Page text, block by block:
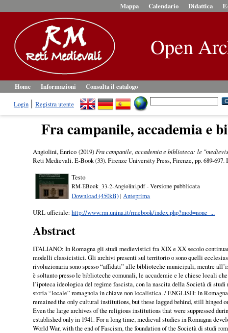
Mappa Calendario Didattica
Open
Home Informazioni
Consulta il catalogo
Login
Registra utente
Fra campanile, accademia e
Angiolini, Enrico (2019) Fra campanile, accademia e biblioteca: le
Reti Medievali. E-Book (33). Firenze University Press, Firenze, pp. 689-697.
Testo
RM-EBook_33-2-Angiolini.pdf- Versione pubblicata
Download (450kB)| Anteprima
URL ufficiale:http://www.rm.unina.it/rmebook/index.php?mod=none_...
Abstract
ITALIANO: In Romagna gli studi medievistici fra XIX e XX secolo
modelli classicistici. Gli archivi presenti sul territorio o sono quelli
rivoluzionaria sono spesso “affidati” alle biblioteche municipali, mentre
è soltanto presso le biblioteche comunali, le accademie e le chiese locali
l’ipoteca ideologica del regime fascista, con la nascita della Società di
storia “locale” romagnola in chiave non localistica. / ENGLISH: In
remained the only cultural institutions, but these lagged behind, still
Even the large archives of the religious institutions that were suppressed
established only in 1941. For a long time, medieval studies in Romagna
World War, with the end of Fascism, the foundation of the Società di studi